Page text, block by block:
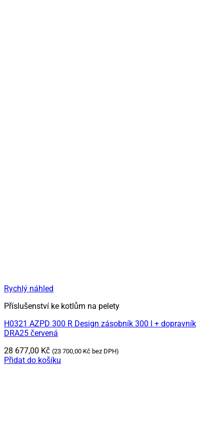
Rychlý náhled
Příslušenství ke kotlům na pelety
H0321 AZPD 300 R Design zásobník 300 l + dopravník
DRA25 červená
28 677,00 Kč (23 700,00 Kč bez DPH)
Přidat do košíku